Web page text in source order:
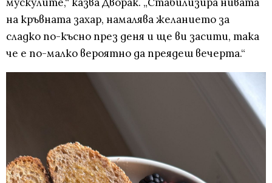
на кръвната захар, намалява желанието за
сладко по-късно през деня и ще ви засити, така
че е по-малко вероятно да преядеш вечерта.“